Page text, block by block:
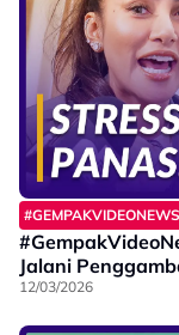
#GEMPAKVIDEONEWS
Jalani
12/03/2026